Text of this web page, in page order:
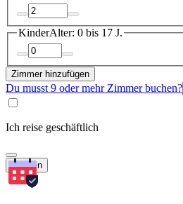
KinderAlter: 0 bis 17 J.
Zimmer hinzufügen
Du musst 9 oder mehr Zimmer buchen?
Ich reise geschäftlich
Suchen